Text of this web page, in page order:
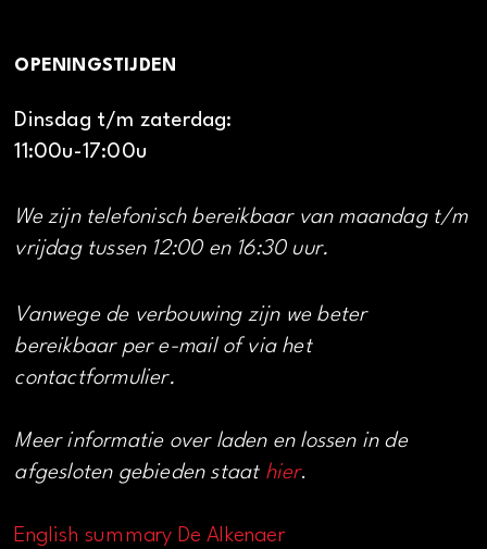
OPENINGSTIJDEN
Dinsdag t/m zaterdag:
11:00u-17:00u
We zijn telefonisch bereikbaar van maandag t/m
vrijdag tussen 12:00 en 16:30 uur.
Vanwege de verbouwing zijn we beter
bereikbaar per e-mail of via het
contactformulier.
Meer informatie over laden en lossen in de
afgesloten gebieden staat hier.
English summary De Alkenaer